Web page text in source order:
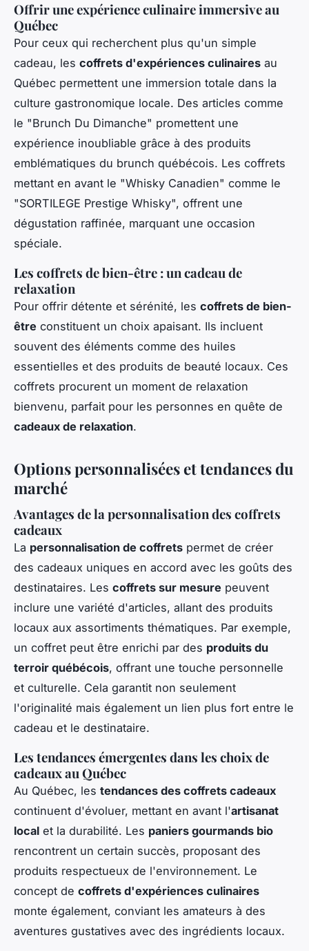
Offrir une expérience culinaire immersive au
Québec
Pour ceux qui recherchent plus qu'un simple
cadeau, les coffrets d'expériences culinaires au
Québec permettent une immersion totale dans la
culture gastronomique locale. Des articles comme
le "Brunch Du Dimanche" promettent une
expérience inoubliable grâce à des produits
emblématiques du brunch québécois. Les coffrets
mettant en avant le "Whisky Canadien" comme le
"SORTILEGE Prestige Whisky", offrent une
dégustation raffinée, marquant une occasion
spéciale.
Les coffrets de bien-être : un cadeau de
relaxation
Pour offrir détente et sérénité, les coffrets de bien-
être constituent un choix apaisant. Ils incluent
souvent des éléments comme des huiles
essentielles et des produits de beauté locaux. Ces
coffrets procurent un moment de relaxation
bienvenu, parfait pour les personnes en quête de
cadeaux de relaxation.
Options personnalisées et tendances du
marché
Avantages de la personnalisation des coffrets
cadeaux
La personnalisation de coffrets permet de créer
des cadeaux uniques en accord avec les goûts des
destinataires. Les coffrets sur mesure peuvent
inclure une variété d'articles, allant des produits
locaux aux assortiments thématiques. Par exemple,
un coffret peut être enrichi par des produits du
terroir québécois, offrant une touche personnelle
et culturelle. Cela garantit non seulement
l'originalité mais également un lien plus fort entre le
cadeau et le destinataire.
Les tendances émergentes dans les choix de
cadeaux au Québec
Au Québec, les tendances des coffrets cadeaux
continuent d'évoluer, mettant en avant l'artisanat
local et la durabilité. Les paniers gourmands bio
rencontrent un certain succès, proposant des
produits respectueux de l'environnement. Le
concept de coffrets d'expériences culinaires
monte également, conviant les amateurs à des
aventures gustatives avec des ingrédients locaux.